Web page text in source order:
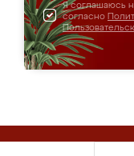
Я соглашаюсь
согласно